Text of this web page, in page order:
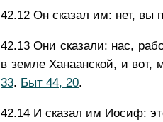
42.12 Он сказал им: нет, вы
42.13Они сказали: нас,
в земле Ханаанской, и вот,
33. Быт 44, 20.
42.14 И сказал им Иосиф: